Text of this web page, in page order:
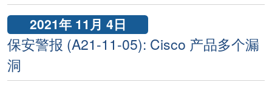
2021年 11月 4日
保安警报 (A21-11-05): Cisco 产品多个漏
洞